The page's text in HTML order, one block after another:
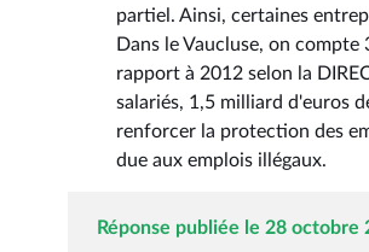
partiel. Ainsi, certaines
Dans le Vaucluse, on
rapport à 2012 selon la
salariés, 1,5 milliard d'euros
renforcer la protection des
due aux emplois illégaux.
Réponse publiée le 28 octobre